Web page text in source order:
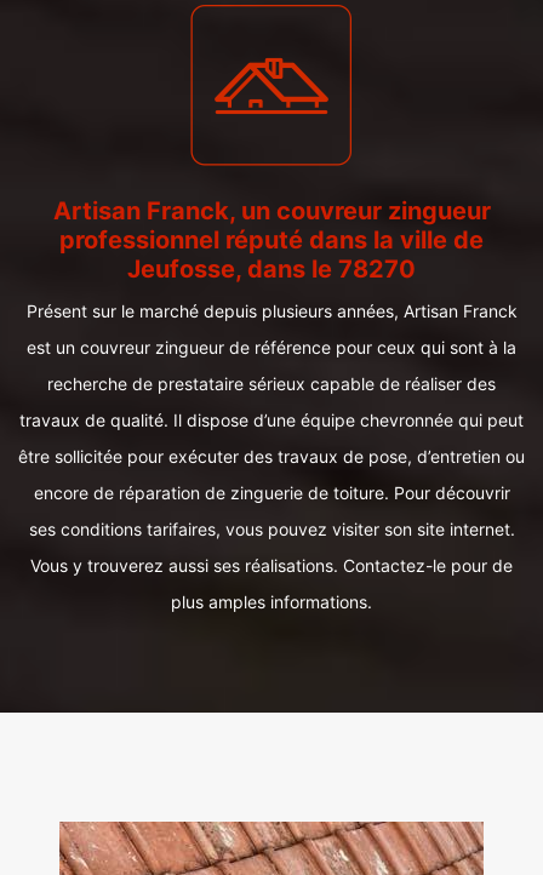
Artisan Franck, un couvreur zingueur
professionnel réputé dans la ville de
Jeufosse, dans le 78270
Présent sur le marché depuis plusieurs années, Artisan Franck
est un couvreur zingueur de référence pour ceux qui sont à la
recherche de prestataire sérieux capable de réaliser des
travaux de qualité. Il dispose d’une équipe chevronnée qui peut
être sollicitée pour exécuter des travaux de pose, d’entretien ou
encore de réparation de zinguerie de toiture. Pour découvrir
ses conditions tarifaires, vous pouvez visiter son site internet.
Vous y trouverez aussi ses réalisations. Contactez-le pour de
plus amples informations.